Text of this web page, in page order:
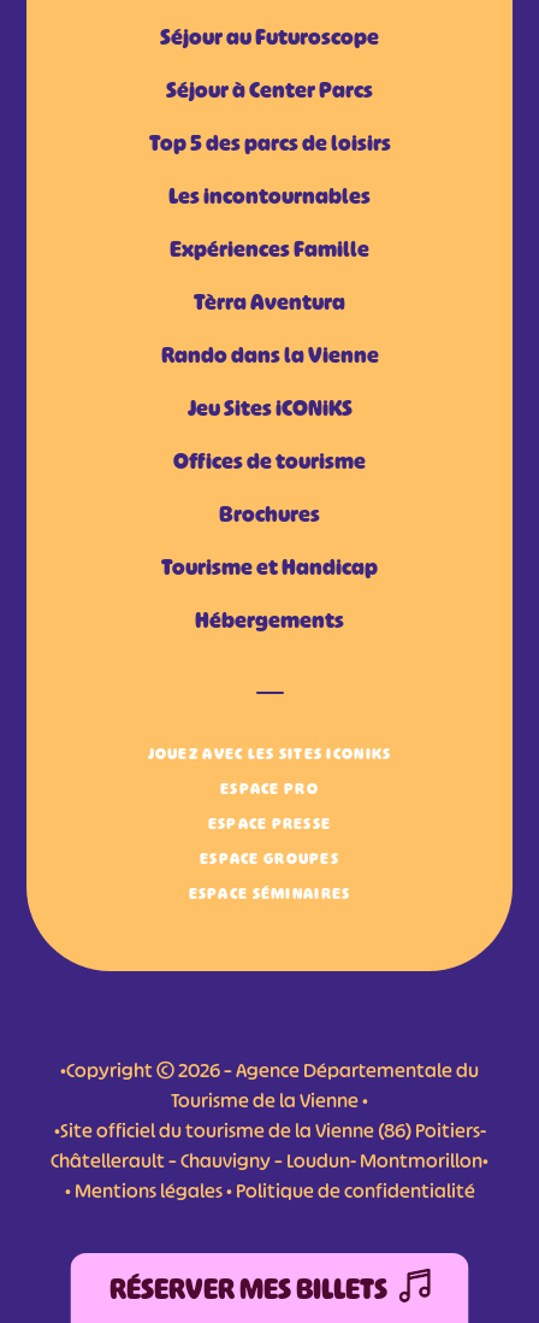
Séjour au Futuroscope
Séjour à Center Parcs
Top 5 des parcs de loisirs
Les incontournables
Expériences Famille
Tèrra Aventura
Rando dans la Vienne
Jeu Sites iCONiKS
Offices de tourisme
Brochures
Tourisme et Handicap
Hébergements
JOUEZ AVEC LES SITES ICONIKS
ESPACE PRO
ESPACE PRESSE
ESPACE GROUPES
ESPACE SÉMINAIRES
•Copyright © 2026 – Agence Départementale du
Tourisme de la Vienne •
•Site officiel du tourisme de la Vienne (86) Poitiers-
Châtellerault – Chauvigny – Loudun- Montmorillon•
•Mentions légales•Politique de confidentialité
RÉSERVER MES BILLETS